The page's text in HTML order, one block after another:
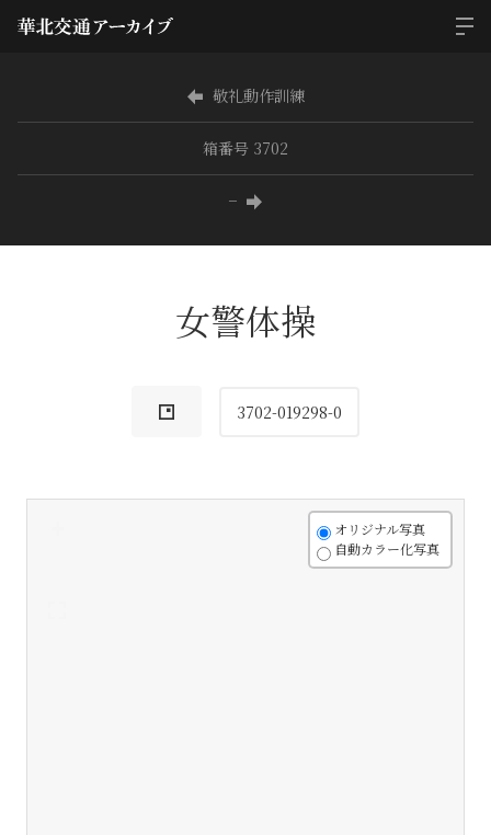
敬礼動作訓練
箱番号 3702
−
女警体操
3702-019298-0
オリジナル写真
自動カラー化写真